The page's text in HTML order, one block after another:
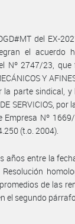
del EX-
el acuerdo
Nº 2747/23, que
Y
la parte sindical,
SERVICIOS,
Nº
(t.o. 2004).
años entre la
de las
el segundo